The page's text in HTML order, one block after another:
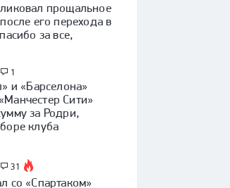
«Крылья Советов»: Кубок
России, видеообзор матча
прощальное
его перехода в
за все,
1
и «Барселона»
Сити»
за Родри,
клуба
31
со «Спартаком»